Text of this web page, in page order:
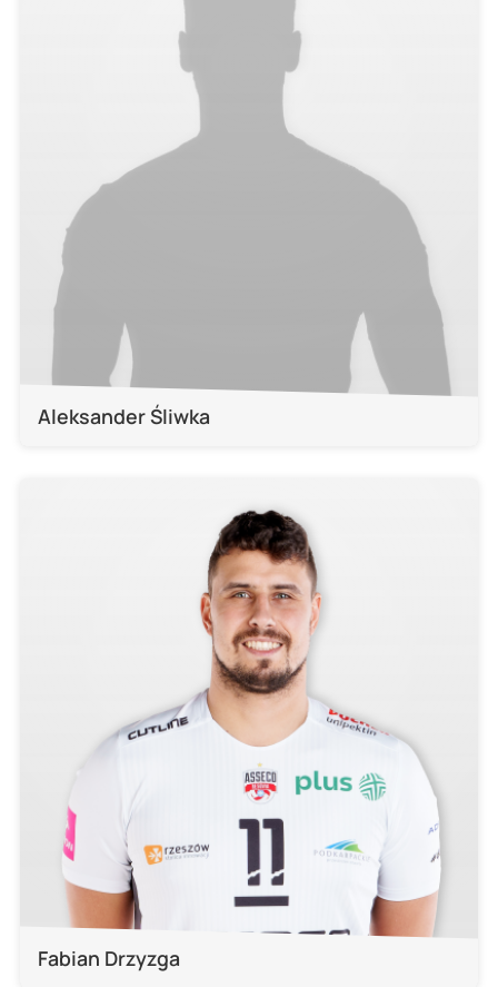
Aleksander Śliwka
Fabian Drzyzga